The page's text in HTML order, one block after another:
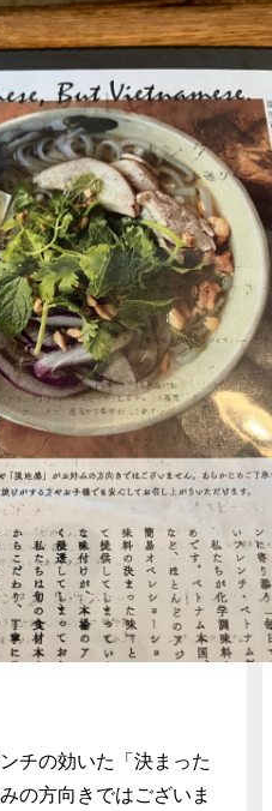
チの効いた「決まった
の方向きではございま